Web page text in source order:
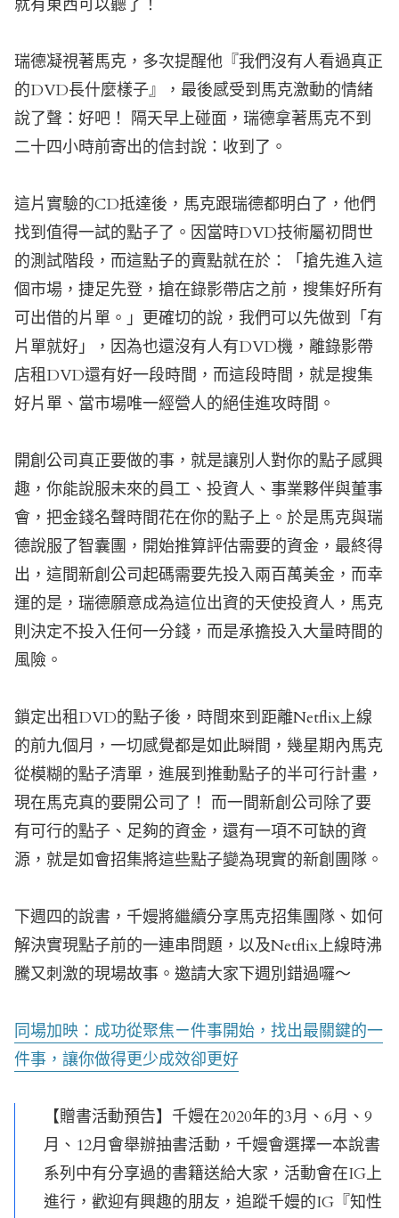
就有東西可以聽了！
瑞德凝視著馬克，多次提醒他『我們沒有人看過真正
的DVD長什麼樣子』，最後感受到馬克激動的情緒
說了聲：好吧！ 隔天早上碰面，瑞德拿著馬克不到
二十四小時前寄出的信封說：收到了。
這片實驗的CD抵達後，馬克跟瑞德都明白了，他們
找到值得一試的點子了。因當時DVD技術屬初問世
的測試階段，而這點子的賣點就在於：「搶先進入這
個市場，捷足先登，搶在錄影帶店之前，搜集好所有
可出借的片單。」更確切的說，我們可以先做到「有
片單就好」，因為也還沒有人有DVD機，離錄影帶
店租DVD還有好一段時間，而這段時間，就是搜集
好片單、當市場唯一經營人的絕佳進攻時間。
開創公司真正要做的事，就是讓別人對你的點子感興
趣，你能說服未來的員工、投資人、事業夥伴與董事
會，把金錢名聲時間花在你的點子上。於是馬克與瑞
德說服了智囊團，開始推算評估需要的資金，最終得
出，這間新創公司起碼需要先投入兩百萬美金，而幸
運的是，瑞德願意成為這位出資的天使投資人，馬克
則決定不投入任何一分錢，而是承擔投入大量時間的
風險。
鎖定出租DVD的點子後，時間來到距離Netflix上線
的前九個月，一切感覺都是如此瞬間，幾星期內馬克
從模糊的點子清單，進展到推動點子的半可行計畫，
現在馬克真的要開公司了！ 而一間新創公司除了要
有可行的點子、足夠的資金，還有一項不可缺的資
源，就是如會招集將這些點子變為現實的新創團隊。
下週四的說書，千嫚將繼續分享馬克招集團隊、如何
解決實現點子前的一連串問題，以及Netflix上線時沸
騰又刺激的現場故事。邀請大家下週別錯過囉～
同場加映：成功從聚焦ㄧ件事開始，找出最關鍵的一
件事，讓你做得更少成效卻更好
【贈書活動預告】千嫚在2020年的3月、6月、9
月、12月會舉辦抽書活動，千嫚會選擇一本說書
系列中有分享過的書籍送給大家，活動會在IG上
進行，歡迎有興趣的朋友，追蹤千嫚的IG『知性